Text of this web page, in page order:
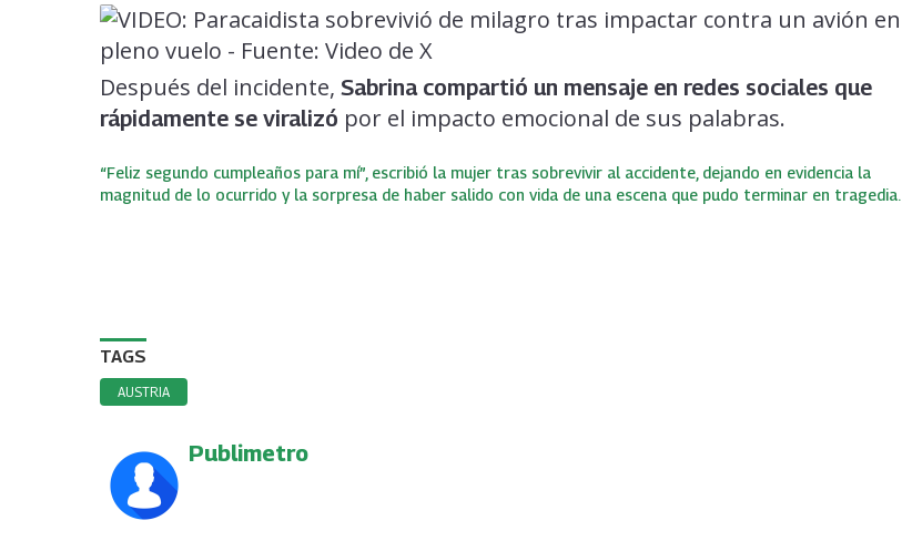
Después del incidente, Sabrina compartió un mensaje en redes sociales que
rápidamente se viralizó por el impacto emocional de sus palabras.
“Feliz segundo cumpleaños para mí”, escribió la mujer tras sobrevivir al accidente, dejando en evidencia la
magnitud de lo ocurrido y la sorpresa de haber salido con vida de una escena que pudo terminar en tragedia.
TAGS
AUSTRIA
Publimetro